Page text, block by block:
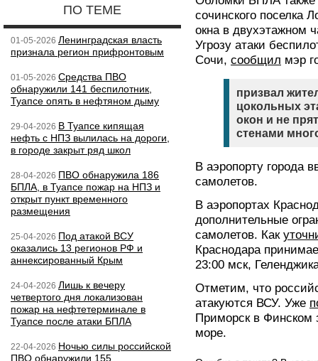
ПО ТЕМЕ
01-05-2026 Ленинградская власть
признала регион прифронтовым
01-05-2026 Средства ПВО
обнаружили 141 беспилотник,
Туапсе опять в нефтяном дыму
29-04-2026 В Туапсе кипящая
нефть с НПЗ вылилась на дороги,
в городе закрыт ряд школ
28-04-2026 ПВО обнаружила 186
БПЛА, в Туапсе пожар на НПЗ и
открыт пункт временного
размещения
25-04-2026 Под атакой ВСУ
оказались 13 регионов РФ и
аннексированный Крым
24-04-2026 Лишь к вечеру
четвертого дня локализован
пожар на нефтетерминале в
Туапсе после атаки БПЛА
22-04-2026 Ночью силы российской
ПВО обнаружили 155
сочинского поселка
окна в двухэтажном
Угрозу атаки
Сочи, сообщил мэр
призвал
цокольных
окон и не
стенами
В аэропорту города
самолетов.
В аэропортах
дополнительные
самолетов. Как
Краснодара
23:00 мск,
Отметим, что
атакуются ВСУ. Уже
Приморск в Финском
море.